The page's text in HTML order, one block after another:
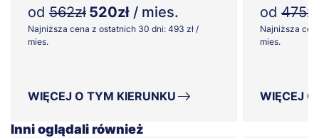
od 562zł 520zł / mies.
Najniższa cena z ostatnich 30 dni: 493 zł /
mies.
WIĘCEJ O TYM KIERUNKU
od 475zł
Najniższa
mies.
WIĘCEJ
Inni oglądali również